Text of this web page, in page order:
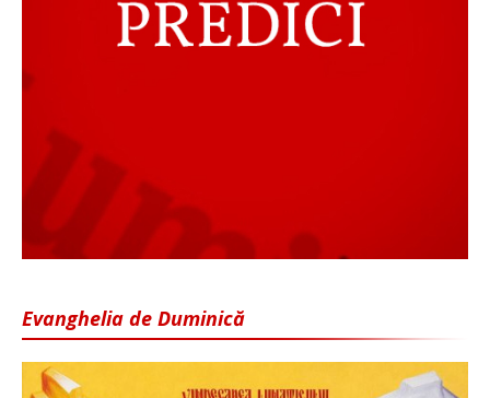
Evanghelia de Duminică